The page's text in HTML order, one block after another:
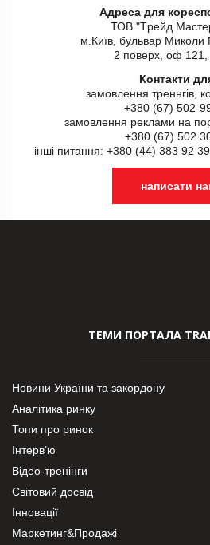
Адреса для
ТОВ "Tрейд
м.Київ, бульвар Миколи
2 поверх, оф
Контакти
замовлення треннгів,
+380 (67) 502-
замовлення реклами на
+380 (67) 502
інші питання: +380 (44) 383 92
написати
ТЕМИ ПОРТАЛА
Новини України та закордону
Аналітика ринку
Топи про ринок
Інтерв’ю
Відео-тренінги
Світовий досвід
Інновації
Маркетинг&Продажі